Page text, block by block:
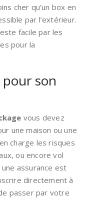
cher qu’un box en
par l’extérieur.
facile par les
pour la
son
vous devez
une maison ou une
charge les risques
ou encore vol
assurance est
directement à
passer par votre